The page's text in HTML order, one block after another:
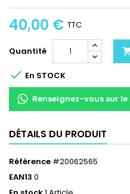
40,00 € TTC
Quantité
 En STOCK
Renseignez-vous sur
DÉTAILS DU PRODUIT
Référence #20062565
EAN13 0